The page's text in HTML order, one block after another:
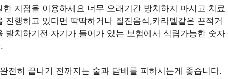
지점을 이용하세요 너무 오래기간 방치하지 마시고 치료
진행하고 있다면 딱딱하거나 질진음식,카라멜같은 끈적거
발치하기전 자기가 들어가 있는 보험에서 식립가능한 숫자
전히 끝나기 전까지는 술과 담배를 피하시는게 좋습니다.